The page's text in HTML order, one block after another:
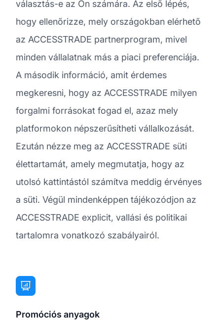
választás-e az Ön számára. Az első lépés,
hogy ellenőrizze, mely országokban elérhető
az ACCESSTRADE partnerprogram, mivel
minden vállalatnak más a piaci preferenciája.
A második információ, amit érdemes
megkeresni, hogy az ACCESSTRADE milyen
forgalmi forrásokat fogad el, azaz mely
platformokon népszerűsítheti vállalkozását.
Ezután nézze meg az ACCESSTRADE süti
élettartamát, amely megmutatja, hogy az
utolsó kattintástól számítva meddig érvényes
a süti. Végül mindenképpen tájékozódjon az
ACCESSTRADE explicit, vallási és politikai
tartalomra vonatkozó szabályairól.
Promóciós anyagok